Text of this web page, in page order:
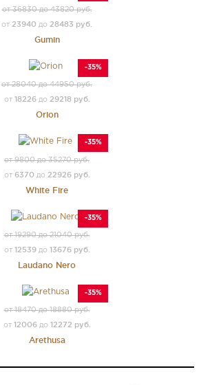
от 36830 до 43820 руб.
от 23940 до 28483 руб.
Gumin
-35%
от 28040 до 44950 руб.
от 18226до 29218 руб.
Orion
-35%
от 9800 до 35270 руб.
от 6370 до 22926 руб.
White Fire
-35%
от 19290 до 21040 руб.
от 12539до 13676 руб.
Laudano Nero
-35%
от 18470 до 18880 руб.
от 12006до 12272 руб.
Arethusa